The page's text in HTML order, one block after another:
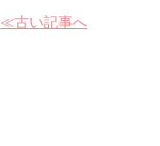
≪古い記事へ